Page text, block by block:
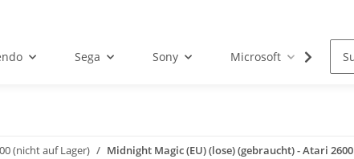
Sega Sony Microsoft
(nicht auf Lager) Midnight Magic (EU) (lose) (gebraucht) - Atari 2600